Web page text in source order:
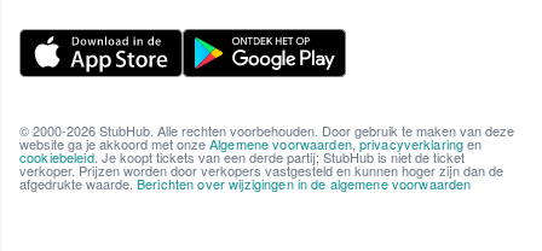
© 2000-2026 StubHub. Alle rechten voorbehouden. Door gebruik te maken van deze
website ga je akkoord met onzeAlgemene voorwaarden,privacyverklaringen
cookiebeleid. Je koopt tickets van een derde partij; StubHub is niet de ticket
verkoper. Prijzen worden door verkopers vastgesteld en kunnen hoger zijn dan de
afgedrukte waarde. Berichten over wijzigingen in de algemene voorwaarden